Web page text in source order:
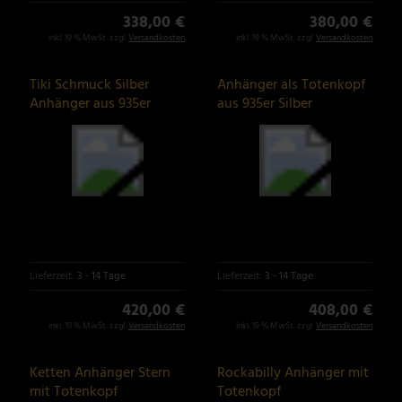
338,00 €
inkl. 19 % MwSt. zzgl. Versandkosten
380,00 €
inkl. 19 % MwSt. zzgl. Versandkosten
Tiki Schmuck Silber
Anhänger aus 935er
Silber, 40 Gramm
Lieferzeit: 3 - 14 Tage
420,00 €
inkl. 19 % MwSt. zzgl. Versandkosten
Anhänger als Totenkopf
aus 935er Silber
Lieferzeit: 3 - 14 Tage
408,00 €
inkl. 19 % MwSt. zzgl. Versandkosten
Ketten Anhänger Stern
mit Totenkopf
Rockabilly Anhänger mit
Totenkopf